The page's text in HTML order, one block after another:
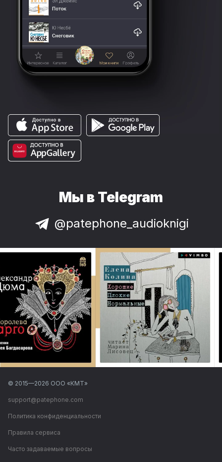
Мы в Telegram
@patephone_audioknigi
© 2015—2026 ООО «КМТ»
support@patephone.com
Политика конфиденциальности
Правила сервиса
Часто задаваемые вопросы